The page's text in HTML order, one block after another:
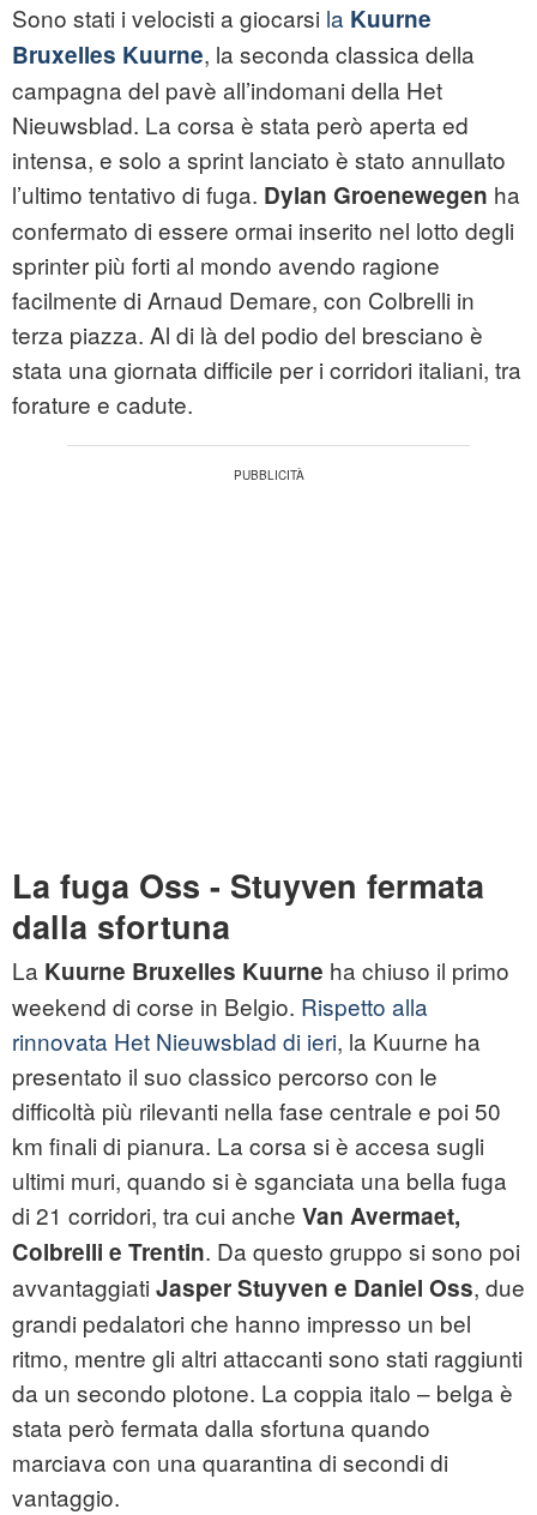
Sono stati i velocisti a giocarsi la Kuurne
Bruxelles Kuurne, la seconda classica della
campagna del pavè all’indomani della Het
Nieuwsblad. La corsa è stata però aperta ed
intensa, e solo a sprint lanciato è stato annullato
l’ultimo tentativo di fuga. Dylan Groenewegen ha
confermato di essere ormai inserito nel lotto degli
sprinter più forti al mondo avendo ragione
facilmente di Arnaud Demare, con Colbrelli in
terza piazza. Al di là del podio del bresciano è
stata una giornata difficile per i corridori italiani, tra
forature e cadute.
La fuga Oss - Stuyven fermata
dalla sfortuna
La Kuurne Bruxelles Kuurne ha chiuso il primo
weekend di corse in Belgio. Rispetto alla
rinnovata Het Nieuwsblad di ieri, la Kuurne ha
presentato il suo classico percorso con le
difficoltà più rilevanti nella fase centrale e poi 50
km finali di pianura. La corsa si è accesa sugli
ultimi muri, quando si è sganciata una bella fuga
di 21 corridori, tra cui anche Van Avermaet,
Colbrelli e Trentin. Da questo gruppo si sono poi
avvantaggiati Jasper Stuyven e Daniel Oss, due
grandi pedalatori che hanno impresso un bel
ritmo, mentre gli altri attaccanti sono stati raggiunti
da un secondo plotone. La coppia italo – belga è
stata però fermata dalla sfortuna quando
marciava con una quarantina di secondi di
vantaggio.